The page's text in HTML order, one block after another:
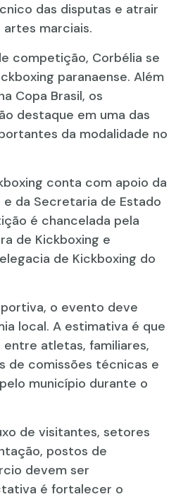
das disputas e atrair
marciais.
competição, Corbélia se
paranaense. Além
Copa Brasil, os
destaque em uma das
da modalidade no
conta com apoio da
da Secretaria de Estado
é chancelada pela
de Kickboxing e
de Kickboxing do
o evento deve
local. A estimativa é que
atletas, familiares,
de comissões técnicas e
município durante o
de visitantes, setores
postos de
devem ser
é fortalecer o